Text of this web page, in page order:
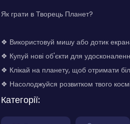
Як грати в Творець Планет?
❖ Використовуй мишу або дотик
❖ Купуй нові об'єкти для
❖ Клікай на планету, щоб отримати
❖ Насолоджуйся розвитком твого
Категорії: